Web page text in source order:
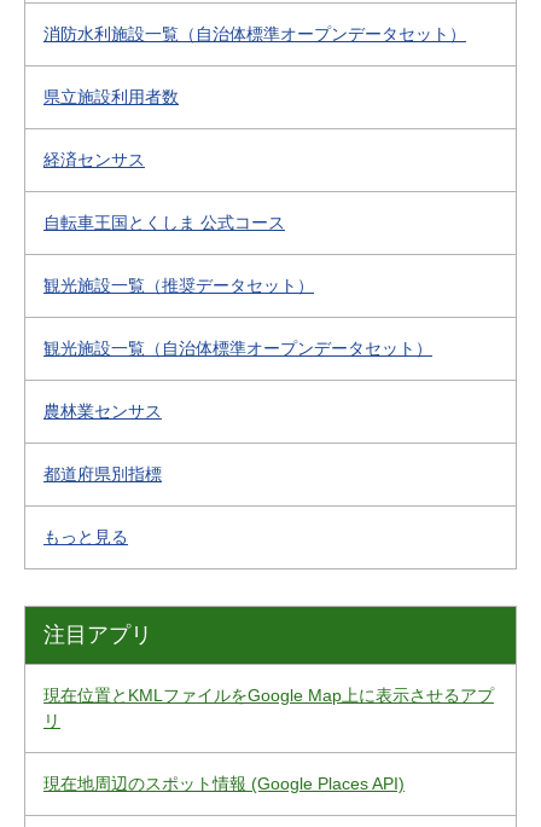
消防水利施設一覧（自治体標準オープンデータセット）
県立施設利用者数
経済センサス
自転車王国とくしま 公式コース
観光施設一覧（推奨データセット）
観光施設一覧（自治体標準オープンデータセット）
農林業センサス
都道府県別指標
もっと見る
注目アプリ
現在位置とKMLファイルをGoogle Map上に表示させるアプ
リ
現在地周辺のスポット情報 (Google Places API)